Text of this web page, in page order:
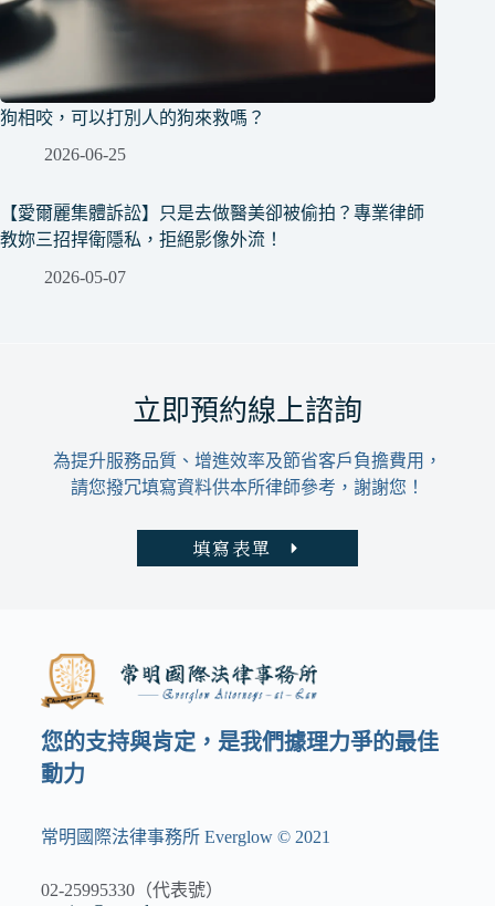
狗相咬，可以打別人的狗來救嗎？
2026-06-25
【愛爾麗集體訴訟】只是去做醫美卻被偷拍？專業律師
教妳三招捍衛隱私，拒絕影像外流！
2026-05-07
立即預約線上諮詢
為提升服務品質、增進效率及節省客戶負擔費用，
請您撥冗填寫資料供本所律師參考，謝謝您！
填寫表單
您的支持與肯定，是我們據理力爭的最佳
動力
常明國際法律事務所 Everglow © 2021
02-25995330（代表號）